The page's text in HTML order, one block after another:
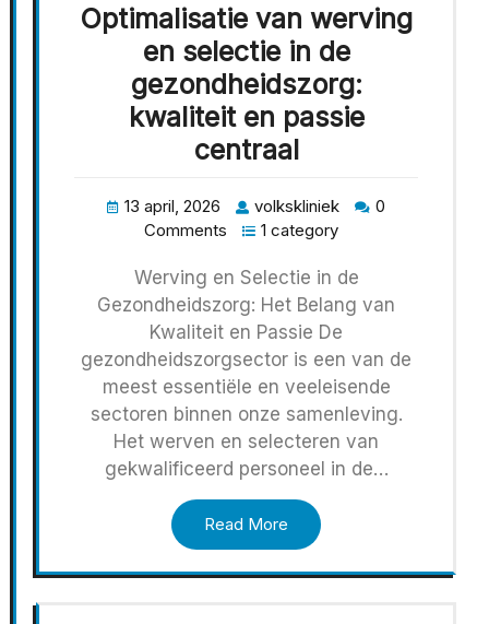
Optimalisatie van werving
en selectie in de
gezondheidszorg:
kwaliteit en passie
centraal
13 april, 2026 volkskliniek
0
Comments
1 category
Werving en Selectie in de
Gezondheidszorg: Het Belang van
Kwaliteit en Passie De
gezondheidszorgsector is een van de
meest essentiële en veeleisende
sectoren binnen onze samenleving.
Het werven en selecteren van
gekwalificeerd personeel in de…
Read More